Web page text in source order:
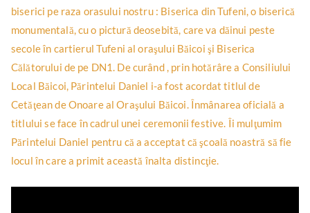
biserici pe raza orasului nostru : Biserica din Tufeni, o biserică
monumentală, cu o pictură deosebită, care va dăinui peste
secole în cartierul Tufeni al oraşului Băicoi şi Biserica
Călătorului de pe DN1. De curând , prin hotărâre a Consiliului
Local Băicoi, Părintelui Daniel i-a fost acordat titlul de
Cetăţean de Onoare al Oraşului Băicoi. Înmânarea oficială a
titlului se face în cadrul unei ceremonii festive. Îi mulţumim
Părintelui Daniel pentru că a acceptat că şcoală noastră să fie
locul în care a primit această înalta distincţie.